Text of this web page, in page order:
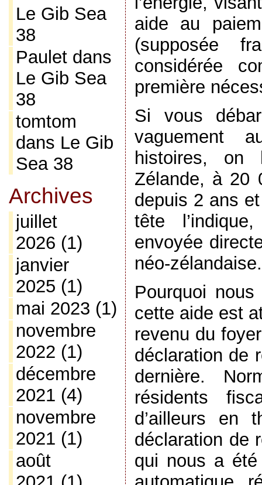
Le Gib Sea
38
Pauletdans
Le Gib Sea
38
tomtom
dans Le Gib
Sea 38
Archives
juillet
2026 (1)
janvier
2025 (1)
mai 2023 (1)
novembre
2022 (1)
décembre
2021 (4)
novembre
2021 (1)
août
aide au
(supposée
considérée
première
Si vous
vaguement
histoires, on
Zélande, à 20
depuis 2 ans
tête
envoyée
néo-zélandaise.
Pourquoi
cette aide est
revenu du
déclaration de
dernière.
résidents
d’ailleurs en
déclaration de
qui nous a